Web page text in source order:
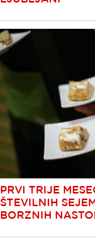
PRVI TRIJE
ŠTEVILNIH
BORZNIH